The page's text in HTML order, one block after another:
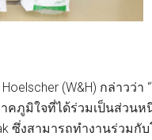
(W&H) กล่าวว่า
คภูมิใจที่ได้ร่วมเป็นส่วนห
ซึ่งสามารถทำงานร่วมกั